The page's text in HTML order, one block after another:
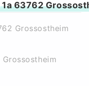
63762
Grossostheim